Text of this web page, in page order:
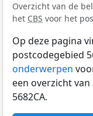
Overzicht van de
het CBS voor het
Op deze pagina
postcodegebied
onderwerpen
een overzicht van
5682CA.